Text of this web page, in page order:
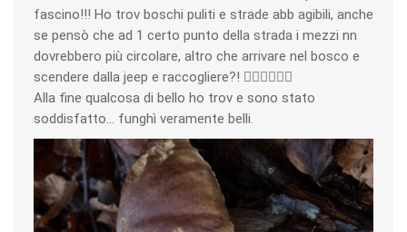
fascino!!! Ho trov boschi puliti e strade abb agibili, anche
se pensò che ad 1 certo punto della strada i mezzi nn
dovrebbero più circolare, altro che arrivare nel bosco e
scendere dalla jeep e raccogliere?! 🚶🏼‍♂️🏃🏼‍♂️
Alla fine qualcosa di bello ho trov e sono stato
soddisfatto... funghì veramente belli.